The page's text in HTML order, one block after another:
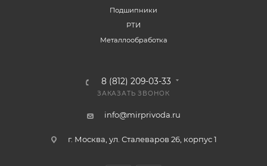
Подшипники
РТИ
Металлообработка
8 (812) 209-03-33
ЗАКАЗАТЬ ЗВОНОК
info@mirprivoda.ru
г. Москва, ул. Сталеваров 26, корпус 1